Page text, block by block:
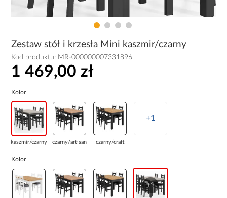
Zestaw stół i krzesła Mini kaszmir/czarny
Kod produktu: MR-000000007331896
1 469,00 zł
Kolor
kaszmir/czarny czarny/artisan czarny/craft
+1
Kolor
+1